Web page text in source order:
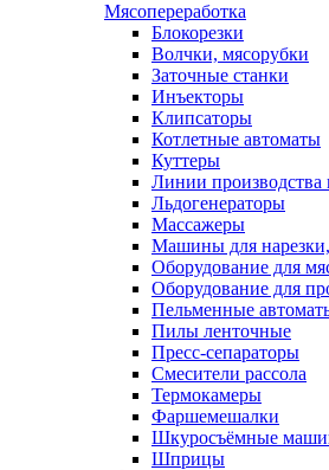
Мясопереработка
Блокорезки
Волчки, мясорубки
Заточные станки
Инъекторы
Клипсаторы
Котлетные автоматы
Куттеры
Линии производства
Льдогенераторы
Массажеры
Машины для
Оборудование для
Оборудование для
Пельменные
Пилы ленточные
Пресс-сепараторы
Смесители рассола
Термокамеры
Фаршемешалки
Шкуросъёмные
Шприцы